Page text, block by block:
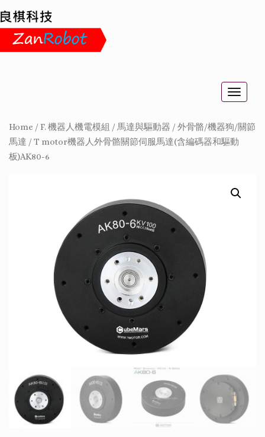
Toggle
Home / F. 機器人機電模組 / 馬達與驅動器 / 外骨骼/機器狗/關節
馬達 / T motor機器人外骨骼關節伺服馬達(含編碼器和驅動
板)AK80-6